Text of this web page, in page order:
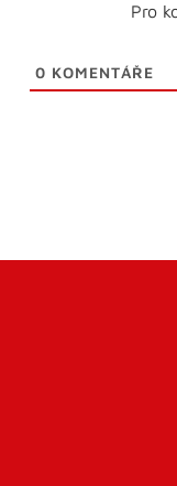
Pro
0 KOMENTÁŘE